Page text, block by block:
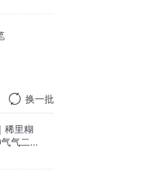
换一批
稀里糊
气二年